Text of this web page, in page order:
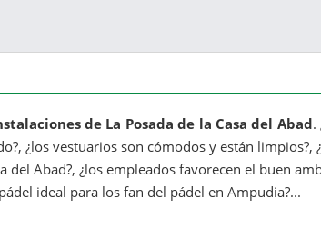
de La Posada de la Casa del Abad.
¿los vestuarios son cómodos y están limpios?,
del Abad?, ¿los empleados favorecen el buen
ideal para los fan del pádel en Ampudia?...